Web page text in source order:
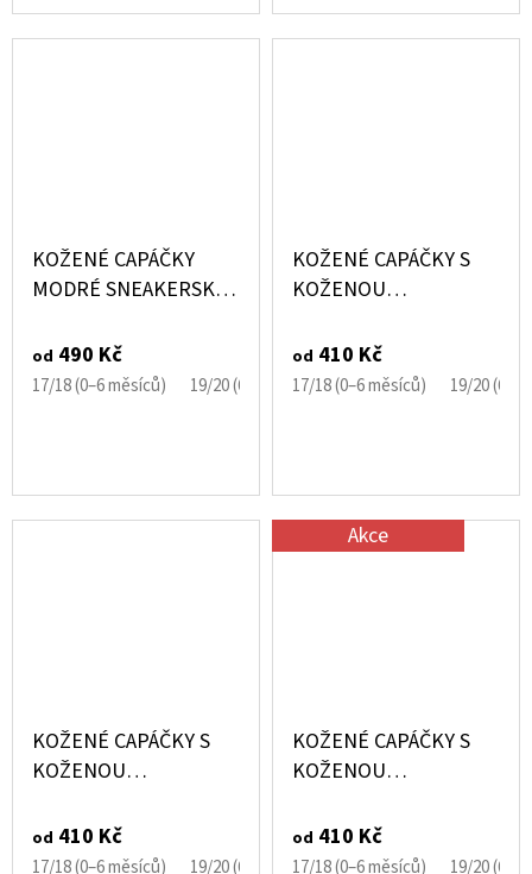
KOŽENÉ CAPÁČKY
MODRÉ SNEAKERSKY
od 490 Kč
17/18 (0–6 měsíců) 19/20 (6–12 měsíců) 21/22 (12–18 měsíců)
KOŽENÉ CAPÁČKY S
KOŽENOU
MODRÉ CAROZOO
od 410 Kč
17/18 (0–6 měsíců) 19/20
KOŽENÉ CAPÁČKY S
KOŽENOU
EBOOBA
od 410 Kč
17/18 (0–6 měsíců) 19/20 (6–12 měsíců) 21/22 (12–18 měsíců)
Akce
KOŽENÉ CAPÁČKY S
KOŽENOU
CAROZOO
od 410 Kč
17/18 (0–6 měsíců) 19/20